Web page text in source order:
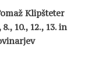
Klipšteter
10., 12., 13. in